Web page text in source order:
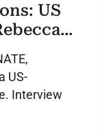
US
US-
Interview